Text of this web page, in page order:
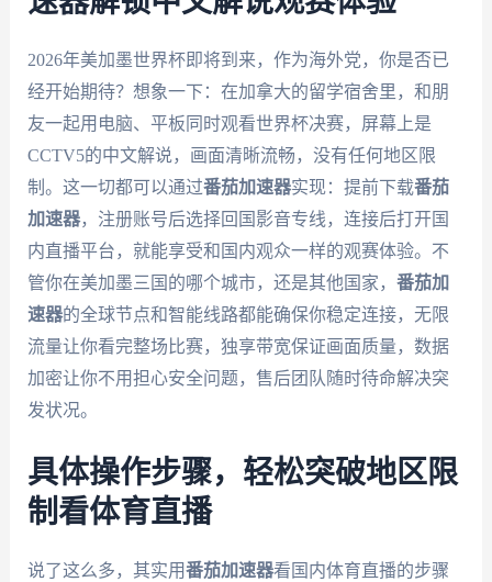
2026年美加墨世界杯即将到来，作为海外党，你是否已
经开始期待？想象一下：在加拿大的留学宿舍里，和朋
友一起用电脑、平板同时观看世界杯决赛，屏幕上是
CCTV5的中文解说，画面清晰流畅，没有任何地区限
制。这一切都可以通过番茄加速器实现：提前下载番茄
加速器，注册账号后选择回国影音专线，连接后打开国
内直播平台，就能享受和国内观众一样的观赛体验。不
管你在美加墨三国的哪个城市，还是其他国家， 番茄加
速器的全球节点和智能线路都能确保你稳定连接，无限
流量让你看完整场比赛，独享带宽保证画面质量，数据
加密让你不用担心安全问题，售后团队随时待命解决突
发状况。
具体操作步骤，轻松突破地区限
制看体育直播
说了这么多，其实用番茄加速器看国内体育直播的步骤